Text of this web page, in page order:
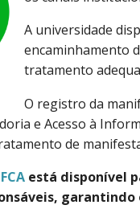
A universidade
encaminhamento
tratamento
O registro da
e Acesso à
de
está disponível